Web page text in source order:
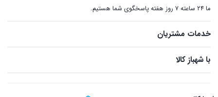
ما ۲۴ ساعته ۷ روز هفته پاسخگوی شما هستیم.
خدمات مشتریان
با شهباز کالا